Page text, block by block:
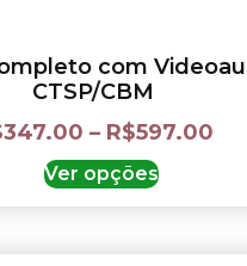
com
CTSP/CBM
347.00 – R$597.00
Ver opções